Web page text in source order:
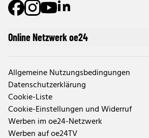
Online Netzwerk oe24
Allgemeine Nutzungsbedingungen
Datenschutzerklärung
Cookie-Liste
Cookie-Einstellungen und Widerruf
Werben im oe24-Netzwerk
Werben auf oe24TV